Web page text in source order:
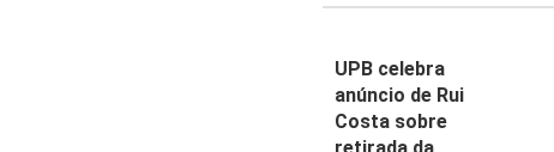
UPB celebra
anúncio de Rui
Costa sobre